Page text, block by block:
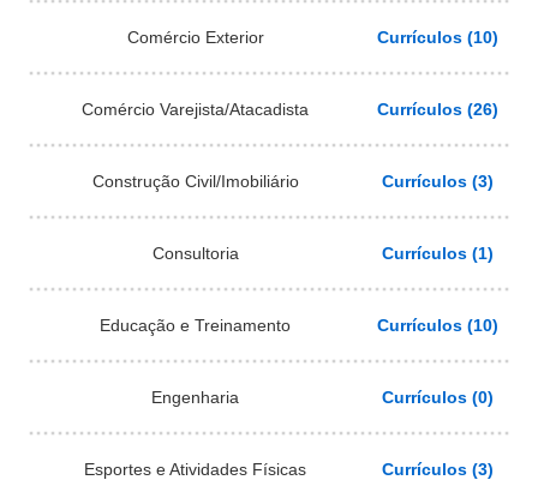
Comércio Exterior Currículos (10)
Comércio Varejista/Atacadista Currículos (26)
Construção Civil/Imobiliário Currículos (3)
Consultoria Currículos (1)
Educação e Treinamento Currículos (10)
Engenharia Currículos (0)
Esportes e Atividades Físicas Currículos (3)